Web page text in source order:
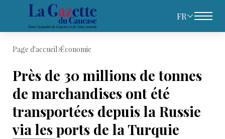
FR
Page d'accueil Économie
Près de 30 millions de tonnes
de marchandises ont été
transportées depuis la Russie
via les ports de la Turquie